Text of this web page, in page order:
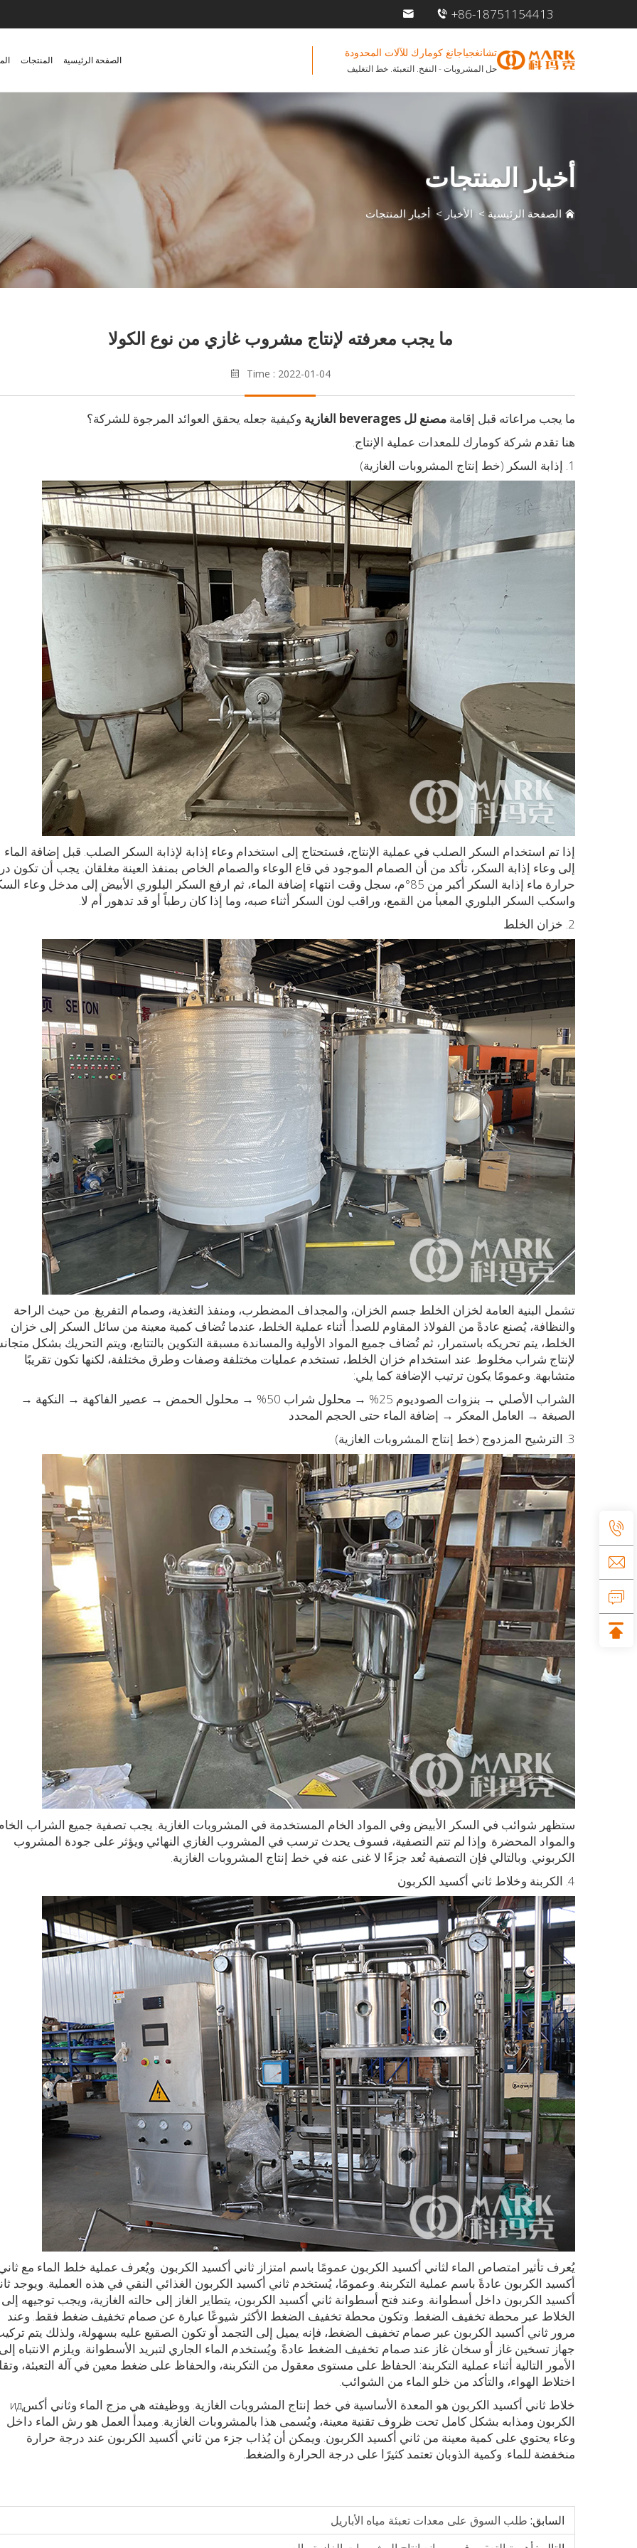
+86-18751154413
تشانغجياجانغ كومارك للآلات المحدودة
حل المشروبات - النفخ. التعبئة. خط التغليف
الصفحة الرئيسية المنتجات
أخبار المنتجات
الصفحة الرئيسية>الأخبار > أخبار المنتجات
ما يجب معرفته لإنتاج مشروب غازي من نوع الكولا
Time : 2022-01-04
ما يجب مراعاته قبل إقامة مصنع لل beverages الغازية
وكيفية جعله يحقق العوائد المرجوة للشركة؟
هنا تقدم شركة كومارك للمعدات عملية الإنتاج.
1. إذابة السكر (خط إنتاج المشروبات الغازية)
إذا تم استخدام السكر الصلب في عملية الإنتاج، فستحتاج إلى استخدام وعاء إذابة لإذابة السكر الصلب. قبل إضافة الماء
إلى وعاء إذابة السكر، تأكد من أن الصمام الموجود في قاع الوعاء والصمام الخاص بمنفذ العينة مغلقان. يجب أن تكون
حرارة ماء إذابة السكر أكبر من 85°م، سجل وقت انتهاء إضافة الماء، ثم ارفع السكر البلوري الأبيض إلى مدخل وعاء
واسكب السكر البلوري المعبأ من القمع، وراقب لون السكر أثناء صبه، وما إذا كان رطباً أو قد تدهور أم لا.
2. خزان الخلط
تشمل البنية العامة لخزان الخلط جسم الخزان، والمجداف المضطرب، ومنفذ التغذية، وصمام التفريغ. من حيث الراحة
والنظافة، يُصنع عادةً من الفولاذ المقاوم للصدأ. أثناء عملية الخلط، عندما تُضاف كمية معينة من سائل السكر إلى خزان
الخلط، يتم تحريكه باستمرار، ثم تُضاف جميع المواد الأولية والمساندة مسبقة التكوين بالتتابع، ويتم التحريك بشكل
لإنتاج شراب مخلوط. عند استخدام خزان الخلط، تستخدم عمليات مختلفة وصفات وطرق مختلفة، لكنها تكون تقريبًا
متشابهة. وعمومًا يكون ترتيب الإضافة كما يلي:
الشراب الأصلي → بنزوات الصوديوم 25% → محلول شراب 50% → محلول الحمض → عصير الفاكهة → النكهة →
الصبغة → العامل المعكر → إضافة الماء حتى الحجم المحدد
3. الترشيح المزدوج (خط إنتاج المشروبات الغازية)
ستظهر شوائب في السكر الأبيض وفي المواد الخام المستخدمة في المشروبات الغازية. يجب تصفية جميع الشراب
والمواد المحضرة. وإذا لم تتم التصفية، فسوف يحدث ترسب في المشروب الغازي النهائي ويؤثر على جودة المشروب
الكربوني. وبالتالي فإن التصفية تُعد جزءًا لا غنى عنه في خط إنتاج المشروبات الغازية.
4. الكربنة وخلاط ثاني أكسيد الكربون
يُعرف تأثير امتصاص الماء لثاني أكسيد الكربون عمومًا باسم امتزاز ثاني أكسيد الكربون. ويُعرف عملية خلط الماء مع
أكسيد الكربون عادةً باسم عملية التكربنة. وعمومًا، يُستخدم ثاني أكسيد الكربون الغذائي النقي في هذه العملية. ويوجد
أكسيد الكربون داخل أسطوانة. وعند فتح أسطوانة ثاني أكسيد الكربون، يتطاير الغاز إلى حالته الغازية، ويجب توجيهه إلى
الخلاط عبر محطة تخفيف الضغط. وتكون محطة تخفيف الضغط الأكثر شيوعًا عبارة عن صمام تخفيف ضغط فقط. وعند
مرور ثاني أكسيد الكربون عبر صمام تخفيف الضغط، فإنه يميل إلى التجمد أو تكون الصقيع عليه بسهولة، ولذلك يتم
جهاز تسخين غاز أو سخان غاز عند صمام تخفيف الضغط عادةً. ويُستخدم الماء الجاري لتبريد الأسطوانة. ويلزم الانتباه
الأمور التالية أثناء عملية التكربنة: الحفاظ على مستوى معقول من التكربنة، والحفاظ على ضغط معين في آلة التعبئة،
اختلاط الهواء، والتأكد من خلو الماء من الشوائب.
خلاط ثاني أكسيد الكربون هو المعدة الأساسية في خط إنتاج المشروبات الغازية. ووظيفته هي مزج الماء وثاني أكسид
الكربون ومذابه بشكل كامل تحت ظروف تقنية معينة، ويُسمى هذا بالمشروبات الغازية. ومبدأ العمل هو رش الماء داخل
وعاء يحتوي على كمية معينة من ثاني أكسيد الكربون. ويمكن أن يُذاب جزء من ثاني أكسيد الكربون عند درجة حرارة
منخفضة للماء. وكمية الذوبان تعتمد كثيرًا على درجة الحرارة والضغط.
السابق: طلب السوق على معدات تعبئة مياه الأباريل